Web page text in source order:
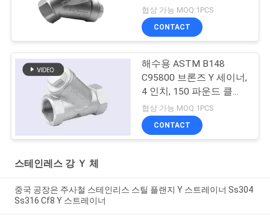
협상 가능 MOQ:1PCS
CONTACT
해수용 ASTM B148
C95800 브론즈 Y 세이너,
4 인치, 150 파운드 클래
스, FF 스테인리스 스틸
세이너
협상 가능 MOQ:1PCS
CONTACT
스테인레스 강 Ｙ 체
중국 공장은 주사철 스테인리스 스틸 플랜지 Y 스트레이너 Ss304
Ss316 Cf8 Y 스트레이너